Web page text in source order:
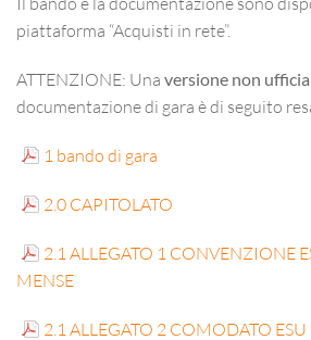
piattaforma “Acquisti in rete”.
ATTENZIONE: Una versione non
documentazione di gara è di seguito
1 bando di gara
2.0 CAPITOLATO
2.1 ALLEGATO 1 CONVENZIONE
MENSE
2.1 ALLEGATO 2 COMODATO ESU